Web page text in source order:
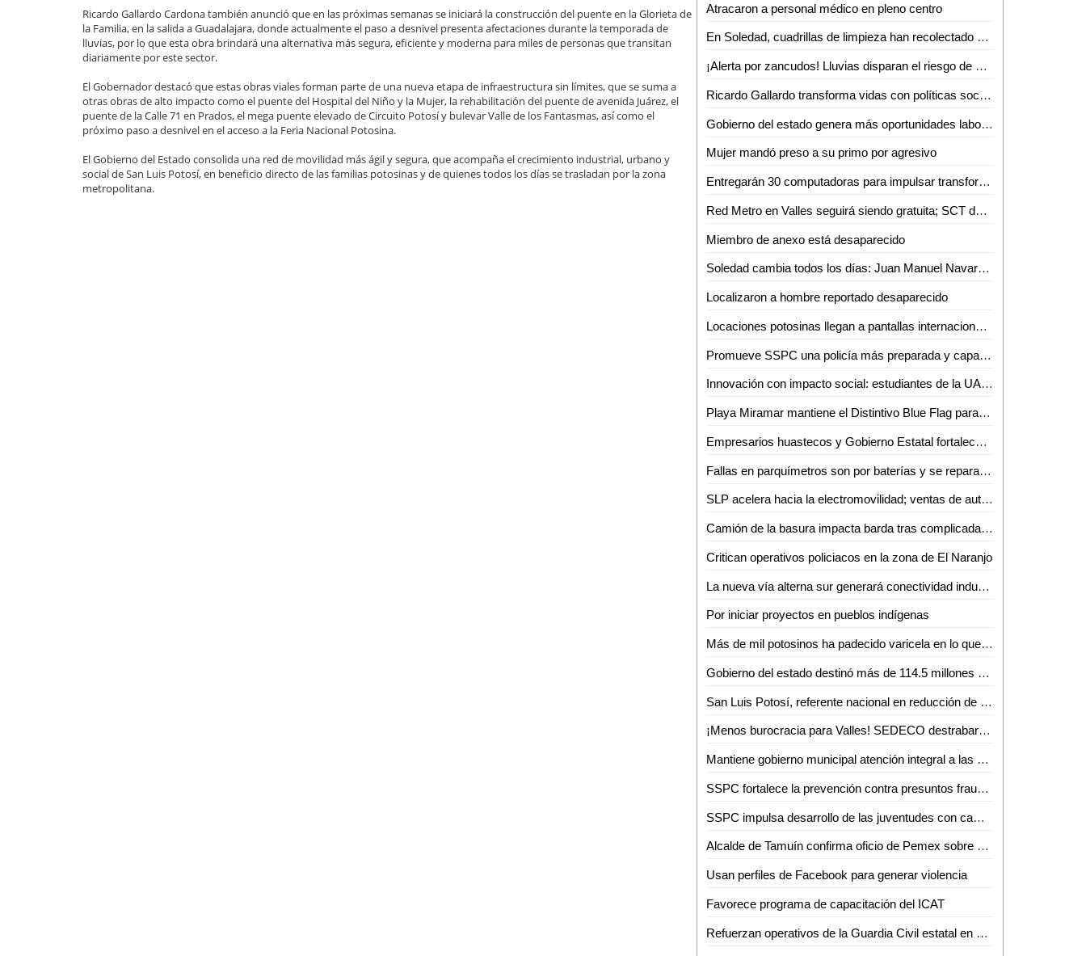
Ricardo Gallardo Cardona también anunció que en las próximas semanas se iniciará la construcción del puente en la Glorieta de
la Familia, en la salida a Guadalajara, donde actualmente el paso a desnivel presenta afectaciones durante la temporada de
lluvias, por lo que esta obra brindará una alternativa más segura, eficiente y moderna para miles de personas que transitan
diariamente por este sector.
El Gobernador destacó que estas obras viales forman parte de una nueva etapa de infraestructura sin límites, que se suma a
otras obras de alto impacto como el puente del Hospital del Niño y la Mujer, la rehabilitación del puente de avenida Juárez, el
puente de la Calle 71 en Prados, el mega puente elevado de Circuito Potosí y bulevar Valle de los Fantasmas, así como el
próximo paso a desnivel en el acceso a la Feria Nacional Potosina.
El Gobierno del Estado consolida una red de movilidad más ágil y segura, que acompaña el crecimiento industrial, urbano y
social de San Luis Potosí, en beneficio directo de las familias potosinas y de quienes todos los días se trasladan por la zona
metropolitana.
Atracaron a personal médico en pleno centro
En Soledad, cuadrillas de limpieza han recolectado más de 10 toneladas de residuos por la fiesta futbolera
¡Alerta por zancudos! Lluvias disparan el riesgo de dengue, zika y chikungunya
Ricardo Gallardo transforma vidas con políticas sociales sin límites
Gobierno del estado genera más oportunidades laborales a mujeres potosinas
Mujer mandó preso a su primo por agresivo
Entregarán 30 computadoras para impulsar transformación digital de negocios de la Huasteca
Red Metro en Valles seguirá siendo gratuita; SCT desmiente cobro de 12 pesos
Miembro de anexo está desaparecido
Soledad cambia todos los días: Juan Manuel Navarro, al arrancar pavimentación en bulevar Valle de los Fantasmas
Localizaron a hombre reportado desaparecido
Locaciones potosinas llegan a pantallas internacionales
Promueve SSPC una policía más preparada y capacitada
Innovación con impacto social: estudiantes de la UASLP crean plataforma para digitalizar servicios
Playa Miramar mantiene el Distintivo Blue Flag para la temporada 2026-2027
Empresarios huastecos y Gobierno Estatal fortalecen alianza para atraer inversiones
Fallas en parquímetros son por baterías y se reparan en menos de una hora: Gabriel Castañeda
SLP acelera hacia la electromovilidad; ventas de autos híbridos y eléctricos crecen 59%
Camión de la basura impacta barda tras complicada maniobra en Villas del Carmen
Critican operativos policiacos en la zona de El Naranjo
La nueva vía alterna sur generará conectividad industrial en SLP
Por iniciar proyectos en pueblos indígenas
Más de mil potosinos ha padecido varicela en lo que del año
Gobierno del estado destinó más de 114.5 millones de pesos en créditos durante junio
San Luis Potosí, referente nacional en reducción de violencia
¡Menos burocracia para Valles! SEDECO destrabará trámites para empresarios
Mantiene gobierno municipal atención integral a las personas adultas mayores durante junio
SSPC fortalece la prevención contra presuntos fraudes digitales
SSPC impulsa desarrollo de las juventudes con campamento de verano 2026
Alcalde de Tamuín confirma oficio de Pemex sobre uso de explosivos para actividades petroleras
Usan perfiles de Facebook para generar violencia
Favorece programa de capacitación del ICAT
Refuerzan operativos de la Guardia Civil estatal en San Luis Potosí